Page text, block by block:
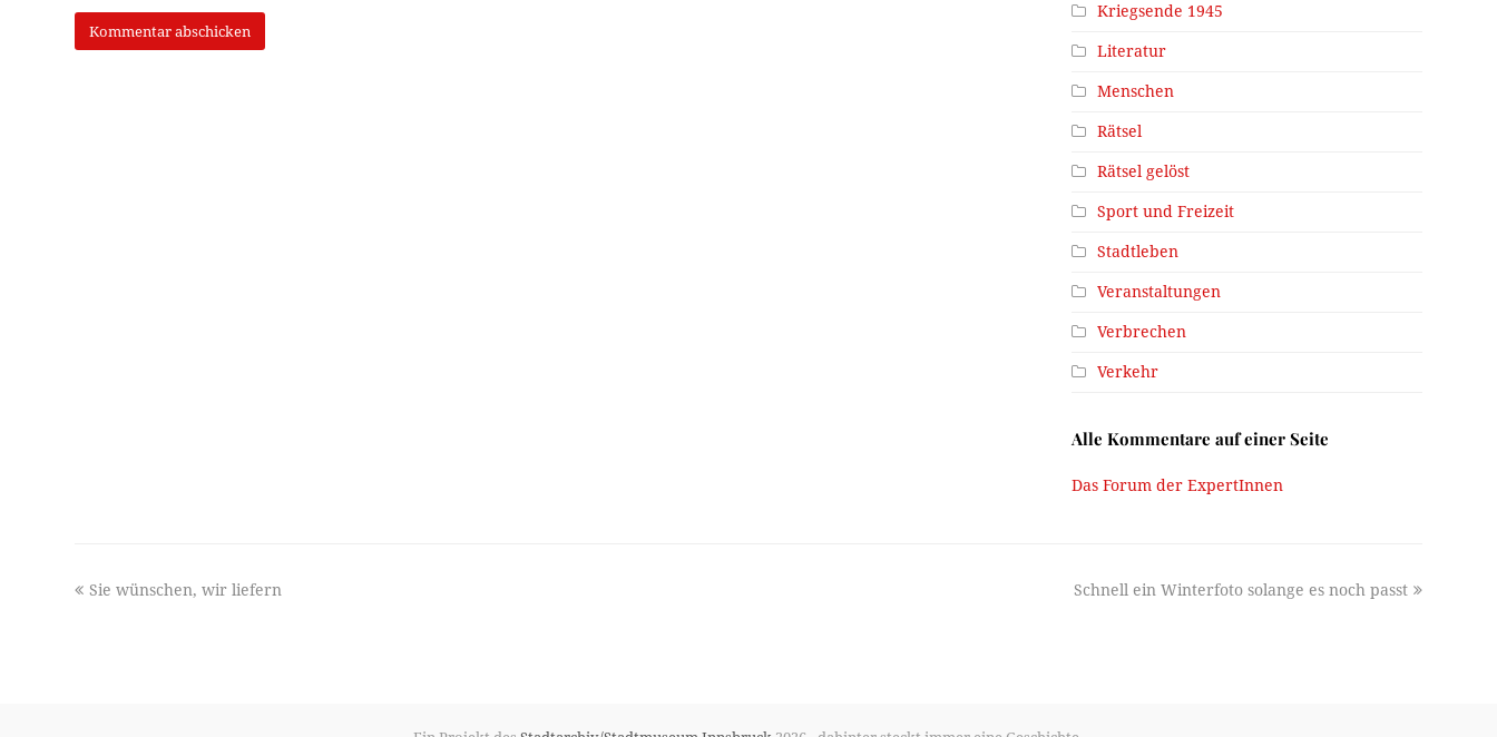
Kriegsende 1945
Literatur
Menschen
Rätsel
Rätsel gelöst
Sport und Freizeit
Stadtleben
Veranstaltungen
Verbrechen
Verkehr
Alle Kommentare auf einer Seite
Das Forum der ExpertInnen
previous
Sie wünschen, wir liefern
next
Schnell ein Winterfoto solange es noch passt